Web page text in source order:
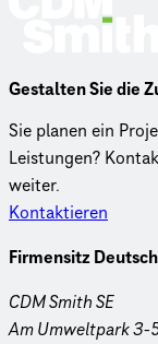
Gestalten Sie die
Sie planen ein
Leistungen?
weiter.
Kontaktieren
Firmensitz
CDM Smith SE
Am Umweltpark 3-